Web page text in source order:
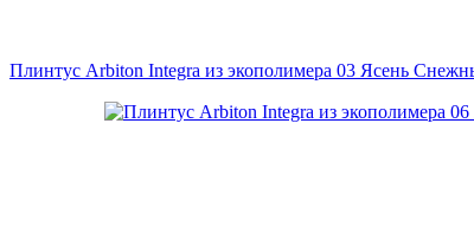
Плинтус Arbiton Integra из экополимера 03 Ясень